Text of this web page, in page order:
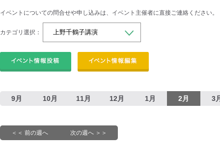
イベントについての問合せや申し込みは、イベント主催者に直接ご連絡ください。
カテゴリ選択：
9月 10月 11月 12月 1月 2月 3
＜＜ 前の週へ 次の週へ ＞＞